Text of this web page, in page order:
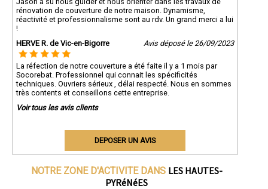
rénovation de couverture de notre maison. Dynamisme,
réactivité et professionnalisme sont au rdv. Un grand merci a lui
!
HERVE R. de Vic-en-Bigorre
Avis déposé le 26/09/2023
La réfection de notre couverture a été faite il y a 1 mois par
Socorebat. Professionnel qui connait les spécificités
techniques. Ouvriers sérieux , délai respecté. Nous en sommes
très contents et conseillons cette entreprise.
Voir tous les avis clients
DEPOSER UN AVIS
NOTRE ZONE D'ACTIVITE DANS LES HAUTES-
PYRéNéES